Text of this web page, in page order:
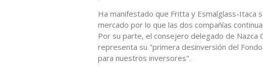
Ha manifestado que Fritta y Esmalglass-Itaca
mercado por lo que las dos compañías
Por su parte, el consejero delegado de Nazca
representa su "primera desinversión del
para nuestros inversores".